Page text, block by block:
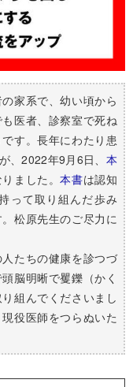
家系で、幼い頃から
医者、診察室で死ね
す。長年にわたり患
、2022年9月6日、 本
ました。本書は認知
って取り組んだ歩み
松原先生のご尽力に
たちの健康を診つづ
脳明晰で矍鑠（かく
組んでくださいまし
役医師をつらぬいた